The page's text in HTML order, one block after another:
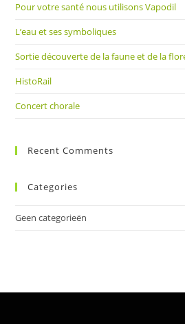
Pour votre santé nous utilisons Vapodil
L’eau et ses symboliques
Sortie découverte de la faune et de la
HistoRail
Concert chorale
Recent Comments
Categories
Geen categorieën